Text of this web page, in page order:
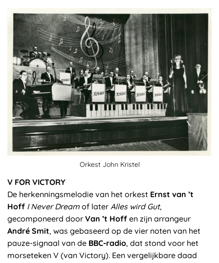
Orkest John Kristel
V FOR VICTORY
De herkenningsmelodie van het orkest Ernst van ’t
Hoff I Never Dream of later Alles wird Gut,
gecomponeerd door Van ’t Hoff en zijn arrangeur
André Smit, was gebaseerd op de vier noten van het
pauze-signaal van de BBC-radio, dat stond voor het
morseteken V (van Victory). Een vergelijkbare daad